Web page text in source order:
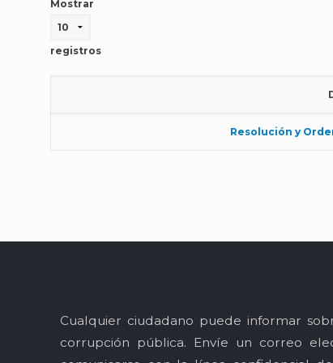
Mostrar
registros
Resolución y
Cualquier ciudadano puede informar
corrupción pública. Envíe un correo